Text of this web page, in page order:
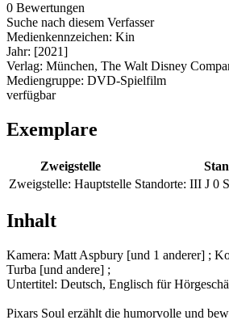
0 Bewertungen
Suche nach diesem Verfasser
Medienkennzeichen: Kin
Jahr: [2021]
Verlag: München, The Walt Disney
Mediengruppe: DVD-Spielfilm
verfügbar
Exemplare
Zweigstelle
Zweigstelle: Hauptstelle Standorte: III J 0
Inhalt
Kamera: Matt Aspbury [und 1 anderer] ;
Turba [und andere] ;
Untertitel: Deutsch, Englisch für
Pixars Soul erzählt die humorvolle und